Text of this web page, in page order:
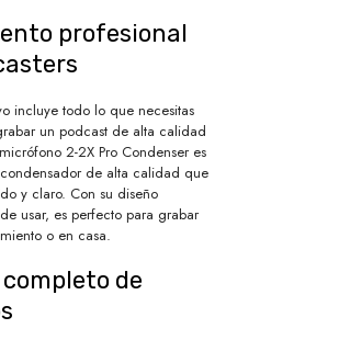
profesional
incluye todo lo que necesitas
un podcast de alta calidad
2-2X Pro Condenser es
de alta calidad que
y claro. Con su diseño
usar, es perfecto para grabar
o en casa.
de